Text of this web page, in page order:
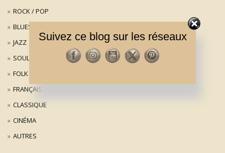
ROCK / POP
BLUES
JAZZ
SOUL
FOLK
FRANÇAIS
CLASSIQUE
CINÉMA
AUTRES
Suivez ce blog sur les réseaux